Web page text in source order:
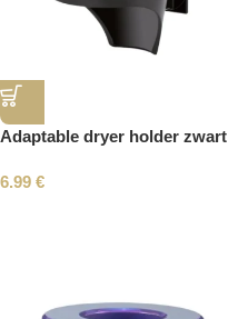
Adaptable dryer holder zwart
6.99 €